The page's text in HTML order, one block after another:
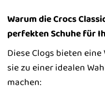
Warum die Crocs
perfekten Schuhe für
Diese Clogs bieten
sie zu einer idealen
machen: